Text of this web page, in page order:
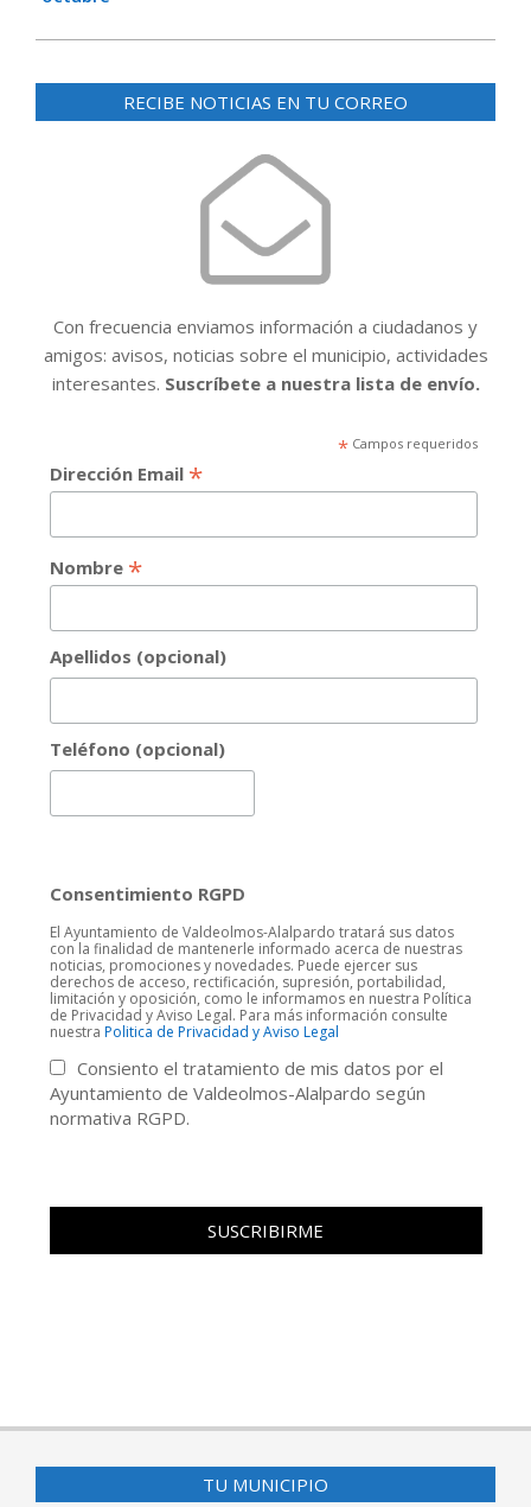
RECIBE NOTICIAS EN TU CORREO
Con frecuencia enviamos información a ciudadanos y
amigos: avisos, noticias sobre el municipio, actividades
interesantes. Suscríbete a nuestra lista de envío.
*Campos requeridos
Dirección Email *
Nombre *
Apellidos (opcional)
Teléfono (opcional)
Consentimiento RGPD
El Ayuntamiento de Valdeolmos-Alalpardo tratará sus datos
con la finalidad de mantenerle informado acerca de nuestras
noticias, promociones y novedades. Puede ejercer sus
derechos de acceso, rectificación, supresión, portabilidad,
limitación y oposición, como le informamos en nuestra Política
de Privacidad y Aviso Legal. Para más información consulte
nuestra Politica de Privacidad y Aviso Legal
Consiento el tratamiento de mis datos por el
Ayuntamiento de Valdeolmos-Alalpardo según
normativa RGPD.
TU MUNICIPIO